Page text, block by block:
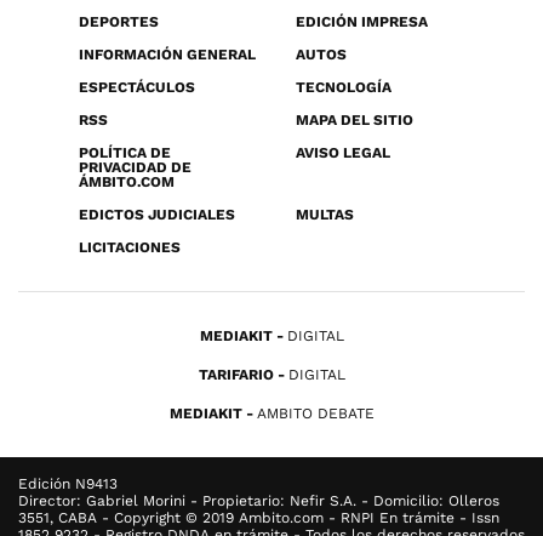
DEPORTES
EDICIÓN IMPRESA
INFORMACIÓN GENERAL
AUTOS
ESPECTÁCULOS
TECNOLOGÍA
RSS
MAPA DEL SITIO
POLÍTICA DE
PRIVACIDAD DE
ÁMBITO.COM
AVISO LEGAL
EDICTOS JUDICIALES
MULTAS
LICITACIONES
MEDIAKIT DIGITAL
TARIFARIO DIGITAL
MEDIAKIT AMBITO DEBATE
Edición N9413
Director: Gabriel Morini - Propietario: Nefir S.A. - Domicilio: Olleros
3551, CABA - Copyright © 2019 Ambito.com - RNPI En trámite - Issn